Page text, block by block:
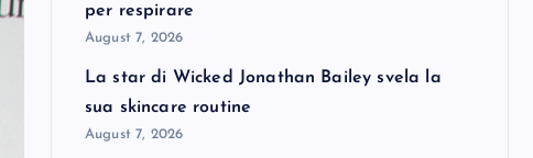
per respirare
August 7, 2026
La star di Wicked Jonathan Bailey svela la
sua skincare routine
August 7, 2026